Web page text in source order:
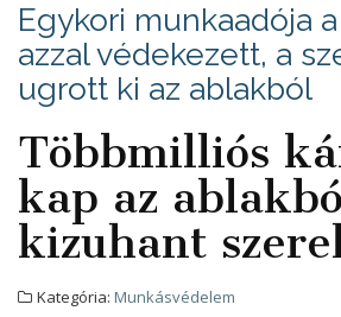
Egykori munkaadója
azzal védekezett, a
ugrott ki az ablakból
Többmilliós
kap az
kizuhant
Kategória: Munkásvédelem